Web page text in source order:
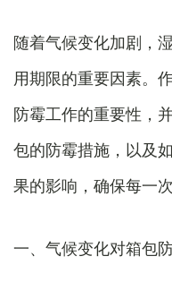
随着气候变化加剧，
用期限的重要因素。
防霉工作的重要性，
包的防霉措施，以及
果的影响，确保每一
一、气候变化对箱包